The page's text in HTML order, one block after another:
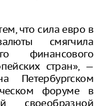
что сила евро в
смягчила
финансового
стран», —
Петербургском
форуме в
своеобразной